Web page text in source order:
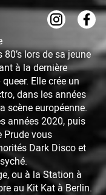
lors de sa jeune
à la dernière
Elle crée un
dans les années
scène européenne.
années 2020, puis
Prude vous
Dark Disco et
ou à la Station à
au Kit Kat à Berlin.